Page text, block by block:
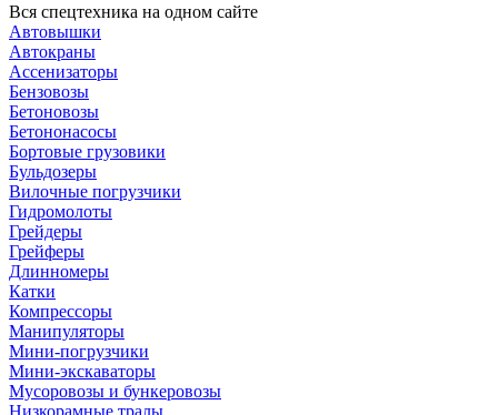
Вся спецтехника на одном сайте
Автовышки
Автокраны
Ассенизаторы
Бензовозы
Бетоновозы
Бетононасосы
Бортовые грузовики
Бульдозеры
Вилочные погрузчики
Гидромолоты
Грейдеры
Грейферы
Длинномеры
Катки
Компрессоры
Манипуляторы
Мини-погрузчики
Мини-экскаваторы
Мусоровозы и бункеровозы
Низкорамные тралы